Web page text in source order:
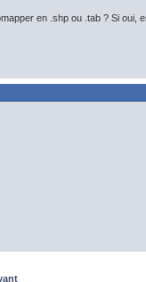
en .shp ou .tab ? Si oui,